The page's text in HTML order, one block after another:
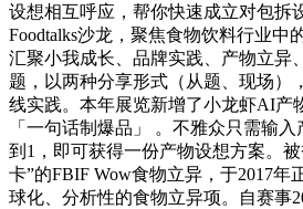
设想相互呼应，帮你快速成立对包拆
Foodtalks沙龙，聚焦食物饮料行业中
汇聚小我成长、品牌实践、产物立异
题，以两种分享形式（从题、现场）
线实践。本年展览新增了小龙虾AI
「一句话制爆品」 。不雅众只需输
到1，即可获得一份产物设想方案。
卡”的FBIF Wow食物立异，于2017年
球化、分析性的食物立异项。自赛事